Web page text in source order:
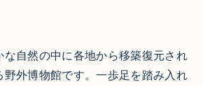
な自然の中に各地から移築復元され
野外博物館です。一歩足を踏み入れ